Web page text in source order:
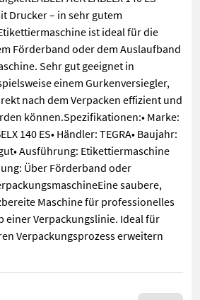
Drucker – in sehr gutem
ist ideal für die
Förderband oder dem Auslaufband
Sehr gut geeignet in
einem Gurkenversiegler,
nach dem Verpacken effizient und
können.Spezifikationen:• Marke:
140 ES• Händler: TEGRA• Baujahr:
Ausführung: Etikettiermaschine
Über Förderband oder
saubere,
Maschine für professionelles
einer Verpackungslinie. Ideal für
Verpackungsprozess erweitern
für Anwendungen mit mittlerer und